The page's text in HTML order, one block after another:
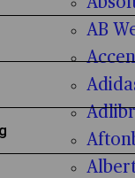
AB
av
av
av
av